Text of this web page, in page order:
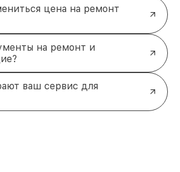
цена на ремонт
на ремонт и
ваш сервис для